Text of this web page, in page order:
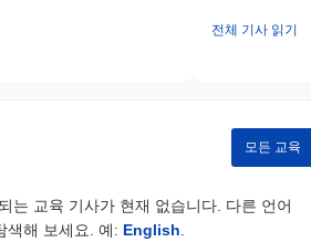
한 위험을 완화하기 위해 프로젝트는 운영의
(RBCAT) FAQ – 핵심 지표
(RBCAT)는 어디에서 구매할 수 있
전체 기사 읽기
모든 교육
는 교육 기사가 현재 없습니다. 다른 언어
색해 보세요. 예: English